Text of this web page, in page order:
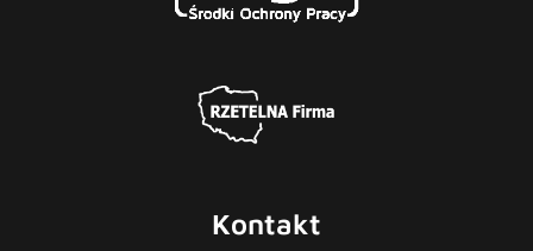
Kontakt